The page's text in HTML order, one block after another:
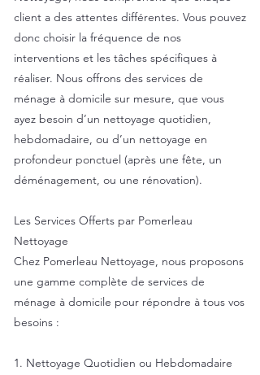
client a des attentes différentes. Vous pouvez
donc choisir la fréquence de nos
interventions et les tâches spécifiques à
réaliser. Nous offrons des services de
ménage à domicile sur mesure, que vous
ayez besoin d’un nettoyage quotidien,
hebdomadaire, ou d’un nettoyage en
profondeur ponctuel (après une fête, un
déménagement, ou une rénovation).
Les Services Offerts par Pomerleau
Nettoyage
Chez Pomerleau Nettoyage, nous proposons
une gamme complète de services de
ménage à domicile pour répondre à tous vos
besoins :
1. Nettoyage Quotidien ou Hebdomadaire